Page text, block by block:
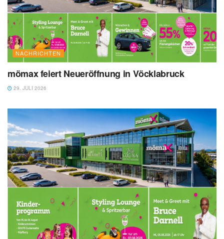
NACHRICHTEN
mömax feiert Neueröffnung in Vöcklabruck
29. JULI 2026